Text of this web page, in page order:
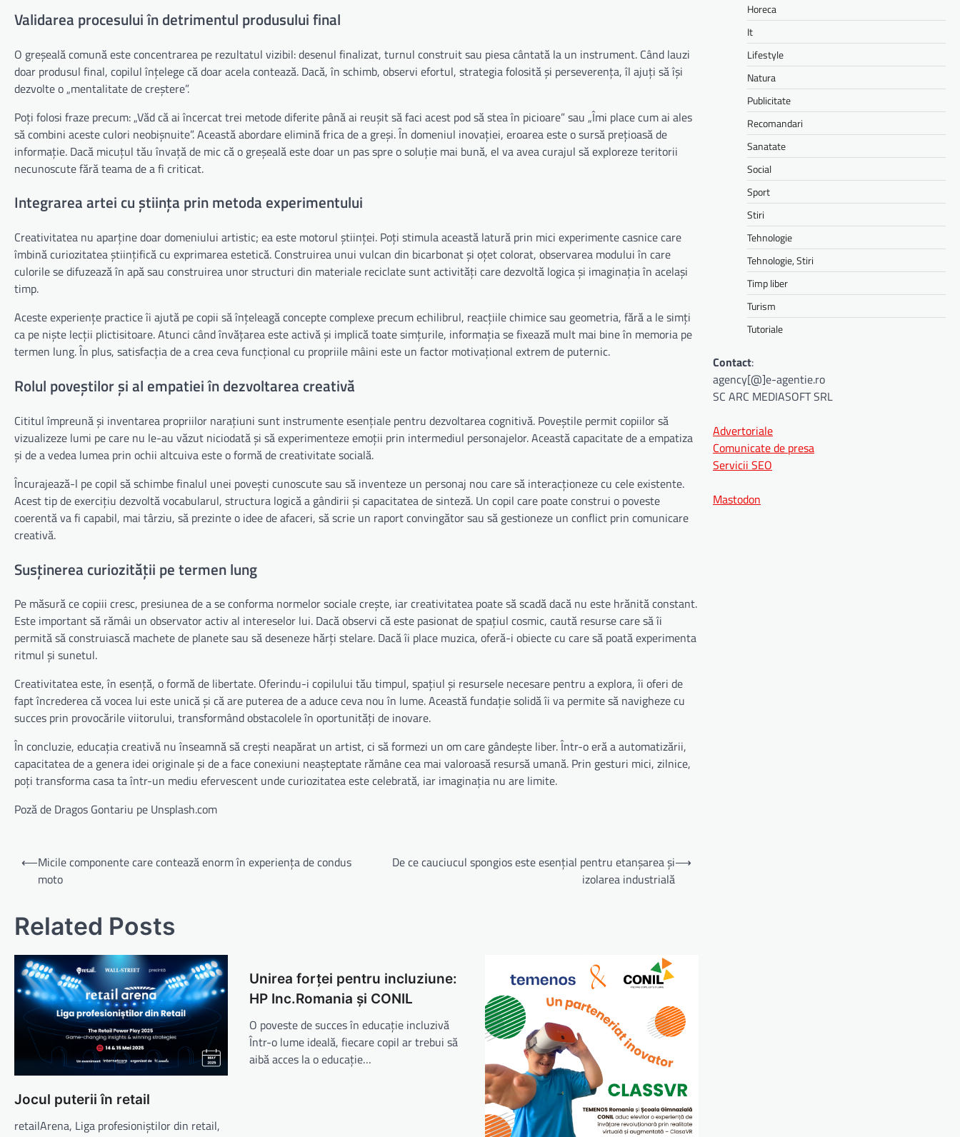
Validarea procesului în detrimentul produsului final
O greșeală comună este concentrarea pe rezultatul vizibil: desenul finalizat, turnul construit sau piesa cântată la un instrument. Când lauzi
doar produsul final, copilul înțelege că doar acela contează. Dacă, în schimb, observi efortul, strategia folosită și perseverența, îl ajuți să își
dezvolte o „mentalitate de creștere”.
Poți folosi fraze precum: „Văd că ai încercat trei metode diferite până ai reușit să faci acest pod să stea în picioare” sau „Îmi place cum ai ales
să combini aceste culori neobișnuite”. Această abordare elimină frica de a greși. În domeniul inovației, eroarea este o sursă prețioasă de
informație. Dacă micuțul tău învață de mic că o greșeală este doar un pas spre o soluție mai bună, el va avea curajul să exploreze teritorii
necunoscute fără teama de a fi criticat.
Integrarea artei cu știința prin metoda experimentului
Creativitatea nu aparține doar domeniului artistic; ea este motorul științei. Poți stimula această latură prin mici experimente casnice care
îmbină curiozitatea științifică cu exprimarea estetică. Construirea unui vulcan din bicarbonat și oțet colorat, observarea modului în care
culorile se difuzează în apă sau construirea unor structuri din materiale reciclate sunt activități care dezvoltă logica și imaginația în același
timp.
Aceste experiențe practice îi ajută pe copii să înțeleagă concepte complexe precum echilibrul, reacțiile chimice sau geometria, fără a le simți
ca pe niște lecții plictisitoare. Atunci când învățarea este activă și implică toate simțurile, informația se fixează mult mai bine în memoria pe
termen lung. În plus, satisfacția de a crea ceva funcțional cu propriile mâini este un factor motivațional extrem de puternic.
Rolul poveștilor și al empatiei în dezvoltarea creativă
Cititul împreună și inventarea propriilor narațiuni sunt instrumente esențiale pentru dezvoltarea cognitivă. Poveștile permit copiilor să
vizualizeze lumi pe care nu le-au văzut niciodată și să experimenteze emoții prin intermediul personajelor. Această capacitate de a empatiza
și de a vedea lumea prin ochii altcuiva este o formă de creativitate socială.
Încurajează-l pe copil să schimbe finalul unei povești cunoscute sau să inventeze un personaj nou care să interacționeze cu cele existente.
Acest tip de exercițiu dezvoltă vocabularul, structura logică a gândirii și capacitatea de sinteză. Un copil care poate construi o poveste
coerentă va fi capabil, mai târziu, să prezinte o idee de afaceri, să scrie un raport convingător sau să gestioneze un conflict prin comunicare
creativă.
Susținerea curiozității pe termen lung
Pe măsură ce copiii cresc, presiunea de a se conforma normelor sociale crește, iar creativitatea poate să scadă dacă nu este hrănită constant.
Este important să rămâi un observator activ al intereselor lui. Dacă observi că este pasionat de spațiul cosmic, caută resurse care să îi
permită să construiască machete de planete sau să deseneze hărți stelare. Dacă îi place muzica, oferă-i obiecte cu care să poată experimenta
ritmul și sunetul.
Creativitatea este, în esență, o formă de libertate. Oferindu-i copilului tău timpul, spațiul și resursele necesare pentru a explora, îi oferi de
fapt încrederea că vocea lui este unică și că are puterea de a aduce ceva nou în lume. Această fundație solidă îi va permite să navigheze cu
succes prin provocările viitorului, transformând obstacolele în oportunități de inovare.
În concluzie, educația creativă nu înseamnă să crești neapărat un artist, ci să formezi un om care gândește liber. Într-o eră a automatizării,
capacitatea de a genera idei originale și de a face conexiuni neașteptate rămâne cea mai valoroasă resursă umană. Prin gesturi mici, zilnice,
poți transforma casa ta într-un mediu efervescent unde curiozitatea este celebrată, iar imaginația nu are limite.
Poză de Dragos Gontariu pe Unsplash.com
Navigare
⟵Micile componente care contează enorm în experiența de condus
moto
De ce cauciucul spongios este esențial pentru etanșarea și
izolarea industrială
⟶
Related Posts
Jocul puterii în retail
retailArena, Liga profesioniștilor din retail,
Unirea forței pentru incluziune:
HP Inc.Romania și CONIL
O poveste de succes în educație incluzivă
Într-o lume ideală, fiecare copil ar trebui să
aibă acces la o educație…
Horeca
It
Lifestyle
Natura
Publicitate
Recomandari
Sanatate
Social
Sport
Stiri
Tehnologie
Tehnologie, Stiri
Timp liber
Turism
Tutoriale
Contact:
agency[@]e-agentie.ro
SC ARC MEDIASOFT SRL
Advertoriale
Comunicate de presa
Servicii SEO
Mastodon